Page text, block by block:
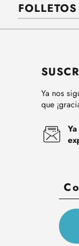
FOLLETOS
Ya nos
que